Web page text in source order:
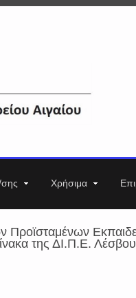
Χρήσιμα
Προϊσταμένων
της ΔΙ.Π.Ε. Λέσβου